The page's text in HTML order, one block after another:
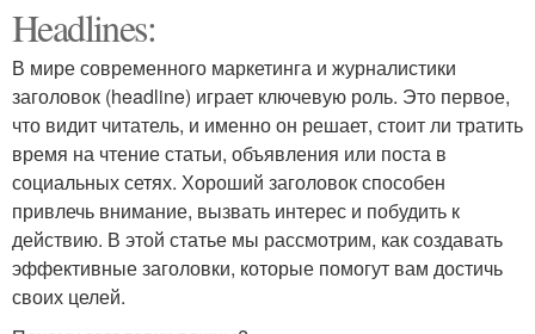
Headlines:
В мире современного маркетинга и журналистики
заголовок (headline) играет ключевую роль. Это первое,
что видит читатель, и именно он решает, стоит ли тратить
время на чтение статьи, объявления или поста в
социальных сетях. Хороший заголовок способен
привлечь внимание, вызвать интерес и побудить к
действию. В этой статье мы рассмотрим, как создавать
эффективные заголовки, которые помогут вам достичь
своих целей.